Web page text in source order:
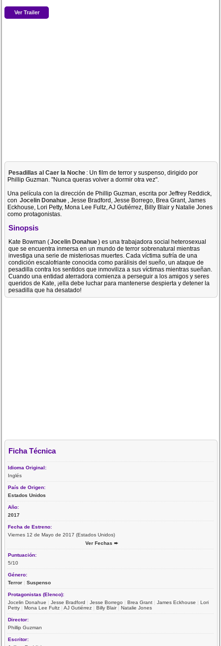
Ver Trailer
Pesadillas al Caer la Noche : Un film de terror y suspenso, dirigido por
Phillip Guzman. "Nunca queras volver a dormir otra vez".
Una película con la dirección de Phillip Guzman, escrita por Jeffrey Reddick,
con Jocelin Donahue , Jesse Bradford, Jesse Borrego, Brea Grant, James
Eckhouse, Lori Petty, Mona Lee Fultz, AJ Gutiérrez, Billy Blair y Natalie Jones
como protagonistas.
Sinopsis
Kate Bowman (Jocelin Donahue) es una trabajadora social heterosexual
que se encuentra inmersa en un mundo de terror sobrenatural mientras
investiga una serie de misteriosas muertes. Cada víctima sufría de una
condición escalofriante conocida como parálisis del sueño, un ataque de
pesadilla contra los sentidos que inmoviliza a sus víctimas mientras sueñan.
Cuando una entidad aterradora comienza a perseguir a los amigos y seres
queridos de Kate, ¡ella debe luchar para mantenerse despierta y detener la
pesadilla que ha desatado!
Ficha Técnica
Idioma Original:
Inglés
País de Origen:
Estados Unidos
Año:
2017
Fecha de Estreno:
Viernes 12 de Mayo de 2017 (Estados Unidos)
Ver Fechas ➨
Puntuación:
5/10
Género:
Terror |Suspenso
Protagonistas (Elenco):
Jocelin Donahue |Jesse Bradford |Jesse Borrego |Brea Grant |James Eckhouse |Lori
Petty |Mona Lee Fultz |AJ Gutiérrez |Billy Blair|Natalie Jones
Director:
Phillip Guzman
Escritor: